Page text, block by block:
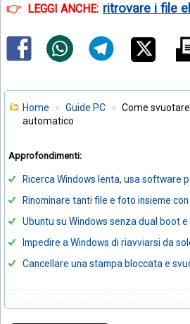
LEGGI ANCHE: ritrovare i file
Home Guide PC
Come
automatico
Approfondimenti:
Ricerca Windows lenta, usa software
Rinominare tanti file e foto insieme
Ubuntu su Windows senza dual boot e
Impedire a Windows di riavviarsi da
Cancellare una stampa bloccata e